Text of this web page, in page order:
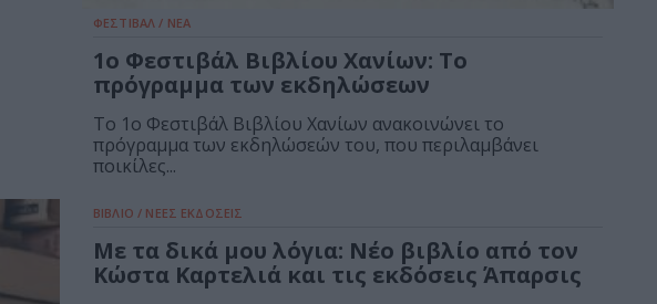
ΦΕΣΤΙΒΑΛ / ΝΕΑ
1ο Φεστιβάλ Βιβλίου Χανίων: Το
πρόγραμμα των εκδηλώσεων
Το 1ο Φεστιβάλ Βιβλίου Χανίων ανακοινώνει το
πρόγραμμα των εκδηλώσεών του, που περιλαμβάνει
ποικίλες...
ΒΙΒΛΙΟ / ΝΕΕΣ ΕΚΔΟΣΕΙΣ
Με τα δικά μου λόγια: Νέο βιβλίο από τον
Κώστα Καρτελιά και τις εκδόσεις Άπαρσις